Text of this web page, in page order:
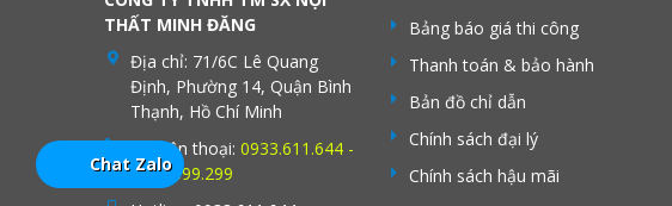
THẤT MINH ĐĂNG
Địa chỉ: 71/6C Lê Quang
Định, Phường 14, Quận Bình
Thạnh, Hồ Chí Minh
Số điện thoại: 0933.611.644 -
0902.699.299
Bảng báo giá thi công
Thanh toán & bảo hành
Bản đồ chỉ dẫn
Chính sách đại lý
Chính sách hậu mãi
Chat Zalo